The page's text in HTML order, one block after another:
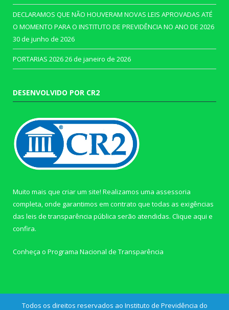
DECLARAMOS QUE NÃO HOUVERAM NOVAS LEIS APROVADAS ATÉ
O MOMENTO PARA O INSTITUTO DE PREVIDÊNCIA NO ANO DE 2026
30 de junho de 2026
PORTARIAS 202626 de janeiro de 2026
DESENVOLVIDO POR CR2
Muito mais que criar um site! Realizamos uma assessoria
completa, onde garantimos em contrato que todas as exigências
das leis de transparência pública serão atendidas. Clique aqui e
confira.
Conheça o Programa Nacional de Transparência
Todos os direitos reservados ao Instituto de Previdência do